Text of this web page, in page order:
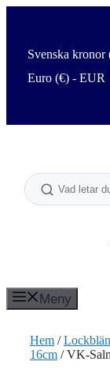
Svenska
Euro (€) - EUR
Meny
Hem /
16cm / VK-